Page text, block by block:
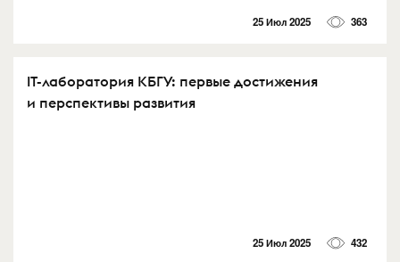
25 Июл 2025 363
IT-лаборатория КБГУ: первые достижения
и перспективы развития
25 Июл 2025 432